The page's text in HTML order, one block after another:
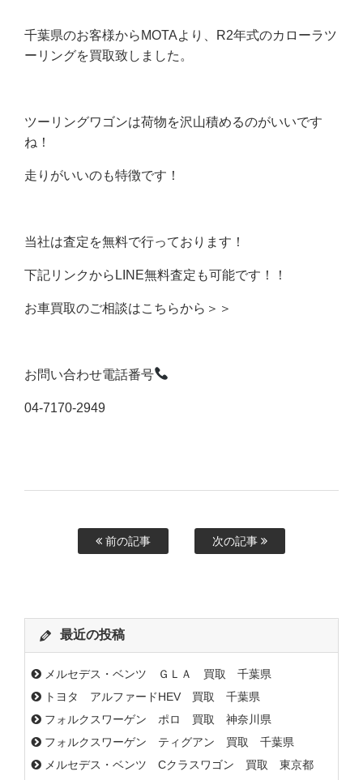
千葉県のお客様からMOTAより、R2年式のカローラツ
ーリングを買取致しました。
ツーリングワゴンは荷物を沢山積めるのがいいです
ね！
走りがいいのも特徴です！
当社は査定を無料で行っております！
下記リンクからLINE無料査定も可能です！！
お車買取のご相談はこちらから＞＞
お問い合わせ電話番号
04-7170-2949
前の記事 次の記事
最近の投稿
メルセデス・ベンツ ＧＬＡ 買取 千葉県
トヨタ アルファードHEV 買取 千葉県
フォルクスワーゲン ポロ 買取 神奈川県
フォルクスワーゲン ティグアン 買取 千葉県
メルセデス・ベンツ Cクラスワゴン 買取 東京都